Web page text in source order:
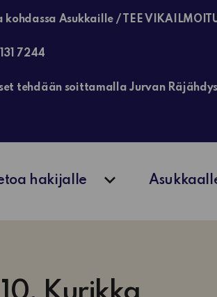
Asukkaille / TEE
7244
tehdään soittamalla Jurvan
hakijalle